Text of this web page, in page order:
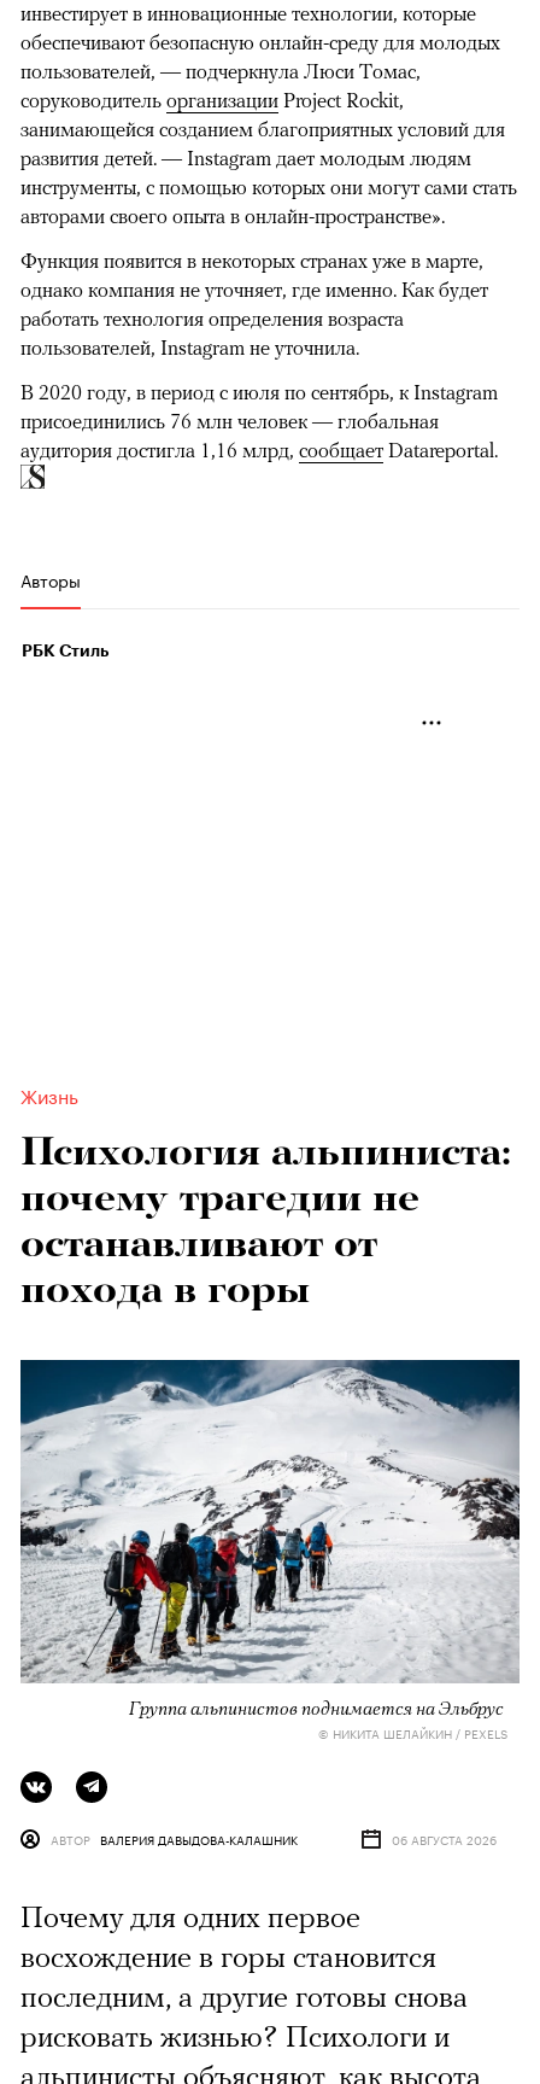
00:00 / 00:00
инвестирует в инновационные технологии, которые
обеспечивают безопасную онлайн-среду для молодых
пользователей, — подчеркнула Люси Томас,
соруководитель организации Project Rockit,
занимающейся созданием благоприятных условий для
развития детей. — Instagram дает молодым людям
инструменты, с помощью которых они могут сами стать
авторами своего опыта в онлайн-пространстве».
Функция появится в некоторых странах уже в марте,
однако компания не уточняет, где именно. Как будет
работать технология определения возраста
пользователей, Instagram не уточнила.
В 2020 году, в период с июля по сентябрь, к Instagram
присоединились 76 млн человек — глобальная
аудитория достигла 1,16 млрд, сообщает Datareportal.
Авторы
РБК Стиль
Жизнь
Психология альпиниста:
почему трагедии не
останавливают от
похода в горы
Группа альпинистов поднимается на Эльбрус
© НИКИТА ШЕЛАЙКИН / PEXELS
АВТОР ВАЛЕРИЯ ДАВЫДОВА-КАЛАШНИК 06 АВГУСТА 2026
Почему для одних первое
восхождение в горы становится
последним, а другие готовы снова
рисковать жизнью? Психологи и
альпинисты объясняют, как высота